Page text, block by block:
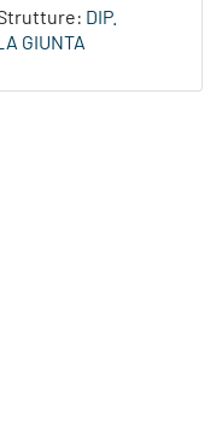
DIP.
GIUNTA